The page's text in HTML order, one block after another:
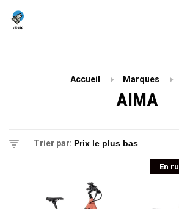
Accueil Marques
AIMA
Trier par:
En